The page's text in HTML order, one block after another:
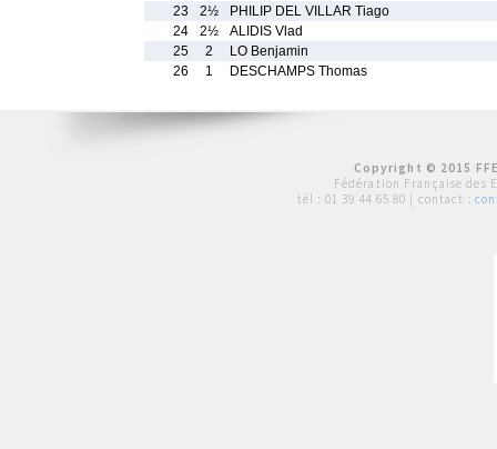
23
2½
PHILIP DEL VILLAR Tiago
24
2½
ALIDIS Vlad
25
2
LO Benjamin
26
1 DESCHAMPS Thomas
Copyright © 2015
Fédération Française des
tél : 01 39 44 65 80 | contact :